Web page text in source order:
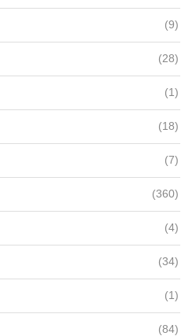
(9)
(28)
(1)
(18)
(7)
(360)
(4)
(34)
(1)
(84)